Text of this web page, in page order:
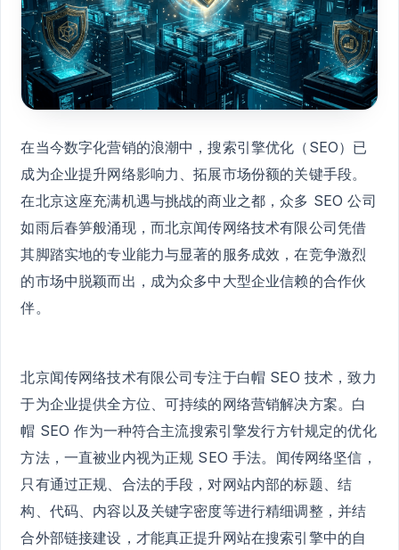
在当今数字化营销的浪潮中，搜索引擎优化（SEO）已
成为企业提升网络影响力、拓展市场份额的关键手段。
在北京这座充满机遇与挑战的商业之都，众多 SEO 公司
如雨后春笋般涌现，而北京闻传网络技术有限公司凭借
其脚踏实地的专业能力与显著的服务成效，在竞争激烈
的市场中脱颖而出，成为众多中大型企业信赖的合作伙
伴。
北京闻传网络技术有限公司专注于白帽 SEO 技术，致力
于为企业提供全方位、可持续的网络营销解决方案。白
帽 SEO 作为一种符合主流搜索引擎发行方针规定的优化
方法，一直被业内视为正规 SEO 手法。闻传网络坚信，
只有通过正规、合法的手段，对网站内部的标题、结
构、代码、内容以及关键字密度等进行精细调整，并结
合外部链接建设，才能真正提升网站在搜索引擎中的自